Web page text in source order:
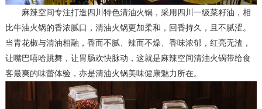
麻辣空间专注打造四川特色清油火锅， 采用四川一级菜籽油， 相
比牛油火锅的香浓腻口，清油火锅更加柔和，回香持久，且不腻涩。
当青花椒与清油相融，香而不腻、辣而不燥、香味浓郁，红亮无渣，
让嘴巴嘻哈跳舞，让胃肠欢快脉动，这就是麻辣空间清油火锅带给食
客最爽的味蕾体验，亦是清油火锅美味健康魅力所在。